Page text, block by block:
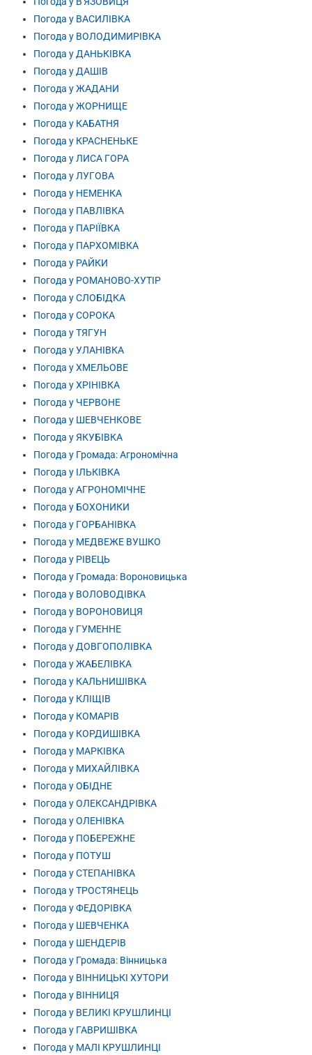
Погода у ВАСИЛІВКА
Погода у ВОЛОДИМИРІВКА
Погода у ДАНЬКІВКА
Погода у ДАШІВ
Погода у ЖАДАНИ
Погода у ЖОРНИЩЕ
Погода у КАБАТНЯ
Погода у КРАСНЕНЬКЕ
Погода у ЛИСА ГОРА
Погода у ЛУГОВА
Погода у НЕМЕНКА
Погода у ПАВЛІВКА
Погода у ПАРІЇВКА
Погода у ПАРХОМІВКА
Погода у РАЙКИ
Погода у РОМАНОВО-ХУТІР
Погода у СЛОБІДКА
Погода у СОРОКА
Погода у ТЯГУН
Погода у УЛАНІВКА
Погода у ХМЕЛЬОВЕ
Погода у ХРІНІВКА
Погода у ЧЕРВОНЕ
Погода у ШЕВЧЕНКОВЕ
Погода у ЯКУБІВКА
Погода у Громада: Агрономічна
Погода у ІЛЬКІВКА
Погода у АГРОНОМІЧНЕ
Погода у БОХОНИКИ
Погода у ГОРБАНІВКА
Погода у МЕДВЕЖЕ ВУШКО
Погода у РІВЕЦЬ
Погода у Громада: Вороновицька
Погода у ВОЛОВОДІВКА
Погода у ВОРОНОВИЦЯ
Погода у ГУМЕННЕ
Погода у ДОВГОПОЛІВКА
Погода у ЖАБЕЛІВКА
Погода у КАЛЬНИШІВКА
Погода у КЛІЩІВ
Погода у КОМАРІВ
Погода у КОРДИШІВКА
Погода у МАРКІВКА
Погода у МИХАЙЛІВКА
Погода у ОБІДНЕ
Погода у ОЛЕКСАНДРІВКА
Погода у ОЛЕНІВКА
Погода у ПОБЕРЕЖНЕ
Погода у ПОТУШ
Погода у СТЕПАНІВКА
Погода у ТРОСТЯНЕЦЬ
Погода у ФЕДОРІВКА
Погода у ШЕВЧЕНКА
Погода у ШЕНДЕРІВ
Погода у Громада: Вінницька
Погода у ВІННИЦЬКІ ХУТОРИ
Погода у ВІННИЦЯ
Погода у ВЕЛИКІ КРУШЛИНЦІ
Погода у ГАВРИШІВКА
Погода у МАЛІ КРУШЛИНЦІ